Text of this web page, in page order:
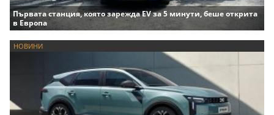
Първата станция, която зарежда EV за 5 минути, беше открита
в Европа
НОВИНИ